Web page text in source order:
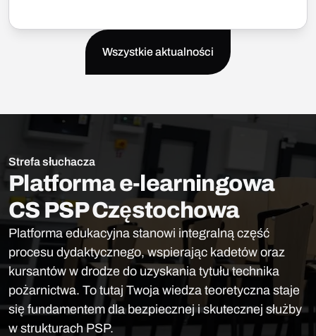
Wszystkie aktualności
Strefa słuchacza
Platforma e-learningowa
CS PSP Częstochowa
Platforma edukacyjna stanowi integralną część
procesu dydaktycznego, wspierając kadetów oraz
kursantów w drodze do uzyskania tytułu technika
pożarnictwa. To tutaj Twoja wiedza teoretyczna staje
się fundamentem dla bezpiecznej i skutecznej służby
w strukturach PSP.